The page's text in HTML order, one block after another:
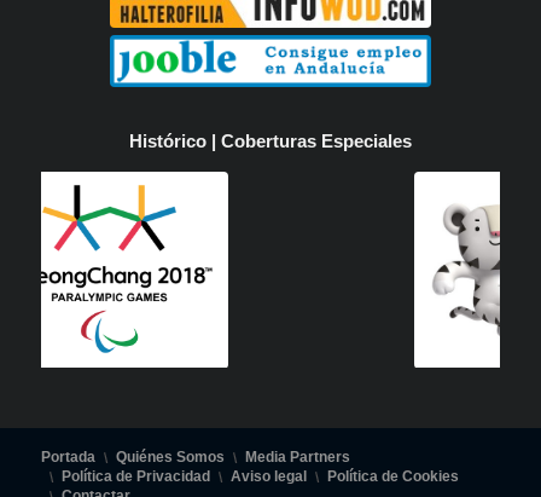
Histórico | Coberturas Especiales
Portada Quiénes Somos
Media Partners
Política de Privacidad
Aviso legal
Política de Cookies